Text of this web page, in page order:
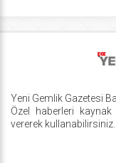
Yeni Gemlik Gazetesi
Özel haberleri
vererek kullanabilirsiniz.